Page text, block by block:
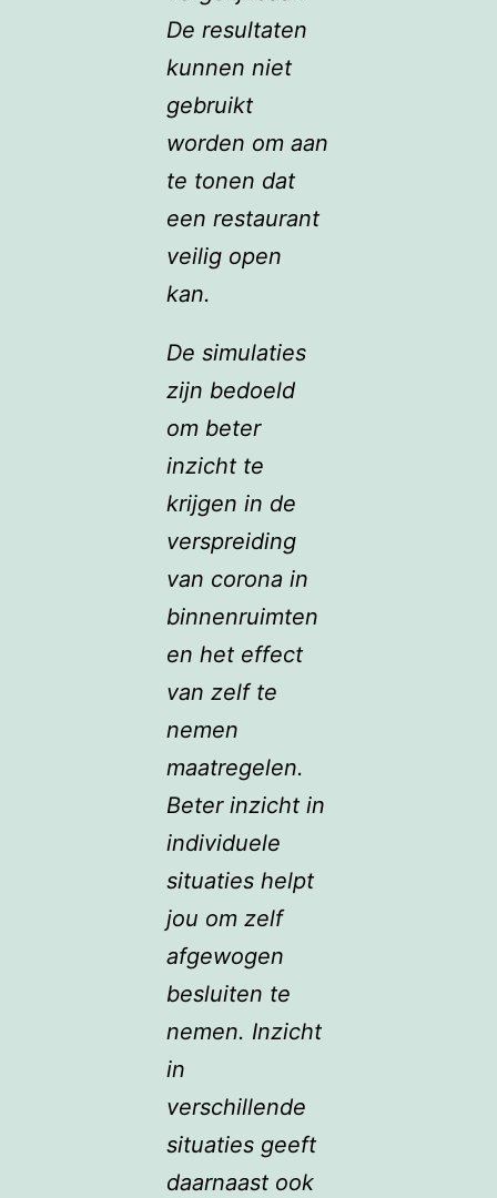
De resultaten
kunnen niet
gebruikt
worden om aan
te tonen dat
een restaurant
veilig open
kan.
De simulaties
zijn bedoeld
om beter
inzicht te
krijgen in de
verspreiding
van corona in
binnenruimten
en het effect
van zelf te
nemen
maatregelen.
Beter inzicht in
individuele
situaties helpt
jou om zelf
afgewogen
besluiten te
nemen. Inzicht
in
verschillende
situaties geeft
daarnaast ook